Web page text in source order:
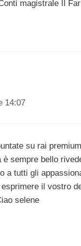
magistrale Il
14:07
su rai
è sempre bello
a tutti gli
il vostro
selene